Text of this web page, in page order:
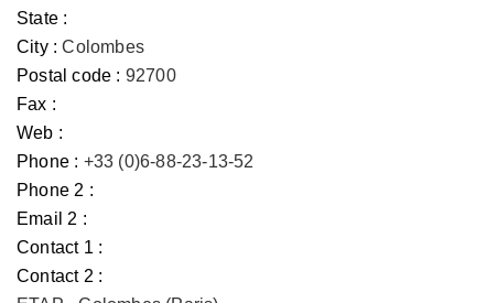
State :
City : Colombes
Postal code : 92700
Fax :
Web :
Phone : +33 (0)6-88-23-13-52
Phone 2 :
Email 2 :
Contact 1 :
Contact 2 :